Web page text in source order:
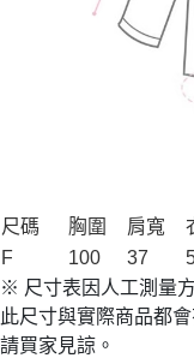
尺碼 胸圍 肩寬
F
100 37
※ 尺寸表因人工測量
此尺寸與實際商品都
請買家見諒。